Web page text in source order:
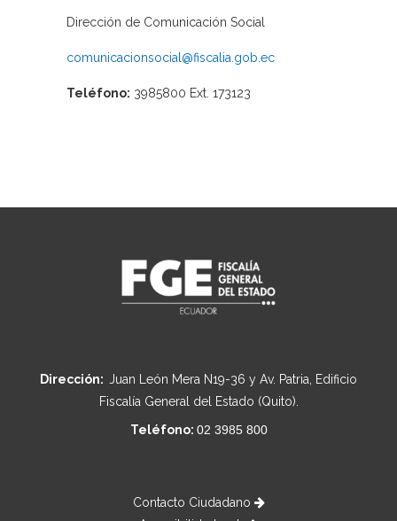
Dirección de Comunicación Social
comunicacionsocial@fiscalia.gob.ec
Teléfono: 3985800 Ext. 173123
Dirección: Juan León Mera N19-36 y Av. Patria, Edificio
Fiscalía General del Estado (Quito).
Teléfono: 02 3985 800
Contacto Ciudadano